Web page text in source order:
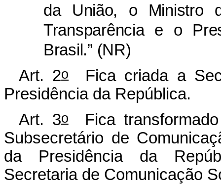
da União, o Ministro
Transparência e o
Brasil.” (NR)
Art. 2oFica criada a
Presidência da República.
Art. 3oFica transformado
Subsecretário de
da Presidência da
Secretaria de Comunicação